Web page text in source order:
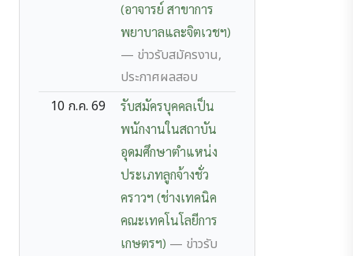
(อาจารย์ สาขาการ
พยาบาลและจิตเวชฯ)
— ข่าวรับสมัครงาน,
ประกาศผลสอบ
10 ก.ค. 69
รับสมัครบุคคลเป็น
พนักงานในสถาบัน
อุดมศึกษาตำแหน่ง
ประเภทลูกจ้างชั่ว
คราวฯ (ช่างเทคนิค
คณะเทคโนโลยีการ
เกษตรฯ) — ข่าวรับ